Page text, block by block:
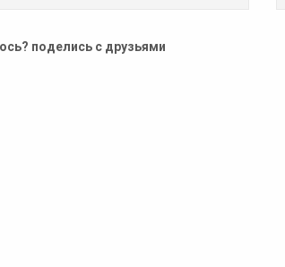
поделись с друзьями